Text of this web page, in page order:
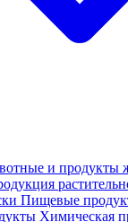
и продукты
Пищевые
Химическая